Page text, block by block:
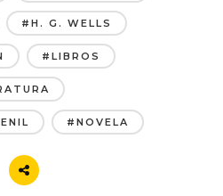
#H. G. WELLS
#LIBROS
#NOVELA